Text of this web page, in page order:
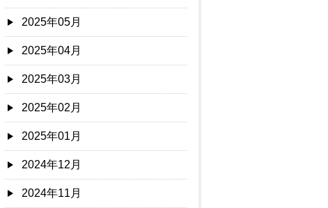
2025年05月
2025年04月
2025年03月
2025年02月
2025年01月
2024年12月
2024年11月